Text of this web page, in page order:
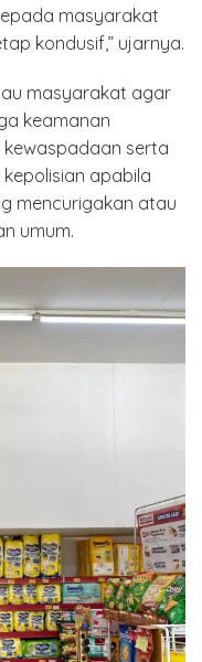
masyarakat
kondusif,” ujarnya.
masyarakat agar
keamanan
serta
apabila
mencurigakan atau
umum.